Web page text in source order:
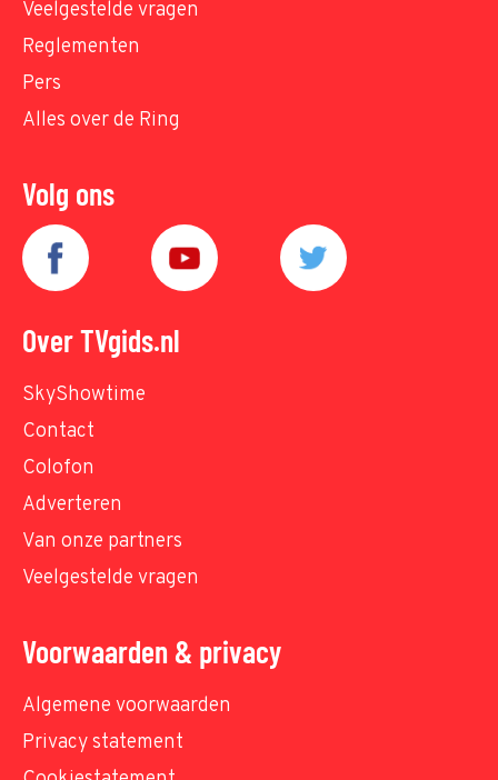
Veelgestelde vragen
Reglementen
Pers
Alles over de Ring
Volg ons
Over TVgids.nl
SkyShowtime
Contact
Colofon
Adverteren
Van onze partners
Veelgestelde vragen
Voorwaarden & privacy
Algemene voorwaarden
Privacy statement